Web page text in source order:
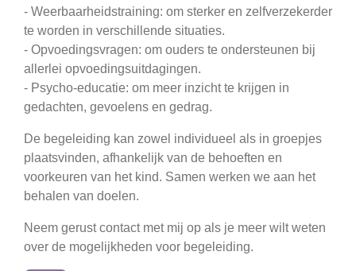
- Weerbaarheidstraining: om sterker en zelfverzekerder
te worden in verschillende situaties.
- Opvoedingsvragen: om ouders te ondersteunen bij
allerlei opvoedingsuitdagingen.
- Psycho-educatie: om meer inzicht te krijgen in
gedachten, gevoelens en gedrag.
De begeleiding kan zowel individueel als in groepjes
plaatsvinden, afhankelijk van de behoeften en
voorkeuren van het kind. Samen werken we aan het
behalen van doelen.
Neem gerust contact met mij op als je meer wilt weten
over de mogelijkheden voor begeleiding.